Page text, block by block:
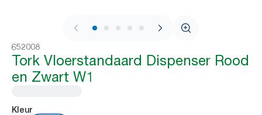
1 / 9
652008
Tork Vloerstandaard Dispenser Rood
en Zwart W1
Kleur